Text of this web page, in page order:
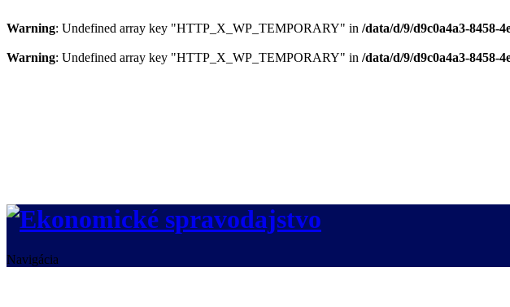
Warning: Undefined array key "HTTP_X_WP_TEMPORARY" in /data/d/9/d9c0a4a3-8458-
Warning: Undefined array key "HTTP_X_WP_TEMPORARY" in /data/d/9/d9c0a4a3-8458-
Navigácia